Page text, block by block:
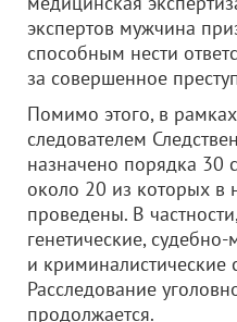
экспертов мужчина
способным нести
за совершенное
Помимо этого, в
следователем
назначено порядка 30
около 20 из которых в
проведены. В
генетические,
и криминалистические
Расследование
продолжается.